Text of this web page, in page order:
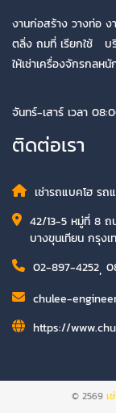
งานก่อสร้าง วางท่อ ง
ตลิ่ง ถมที่ เรียกใช้ บ
ให้เช่าเครื่องจักรกลห
จันทร์-เสาร์ เวลา
ติดต่อเรา
เช่ารถแบคโฮ รถ
42/13-5 หมู่ที่ 8 ถ
บางขุนเทียน กรุงเ
02-897-4252,
chulee-
https://
© 2569 เ